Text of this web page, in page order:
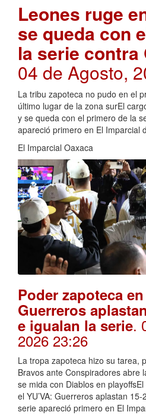
Leones ruge
se queda con
la serie contra
04 de Agosto,
La tribu zapoteca no pudo en el
último lugar de la zona surEl
y se queda con el primero de la
apareció primero en El Imparcial
El Imparcial Oaxaca
Poder zapoteca en
Guerreros
e igualan la serie.
2026 23:26
La tropa zapoteca hizo su tarea,
Bravos ante Conspiradores abre
se mida con Diablos en
el YU’VA: Guerreros aplastan
serie apareció primero en El